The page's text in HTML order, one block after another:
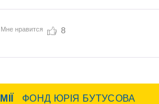
Мне нравится 8